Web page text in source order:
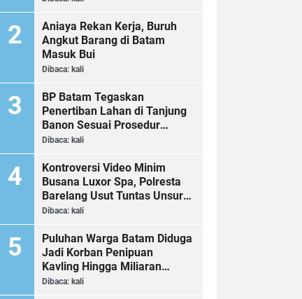
Aniaya Rekan Kerja, Buruh
Angkut Barang di Batam
Masuk Bui
Dibaca: kali
BP Batam Tegaskan
Penertiban Lahan di Tanjung
Banon Sesuai Prosedur
Hukum
Dibaca: kali
Kontroversi Video Minim
Busana Luxor Spa, Polresta
Barelang Usut Tuntas Unsur
Pelanggaran Hukum
Dibaca: kali
Puluhan Warga Batam Diduga
Jadi Korban Penipuan
Kavling Hingga Miliaran
Rupiah, Laporan ke Polda
Dibaca: kali